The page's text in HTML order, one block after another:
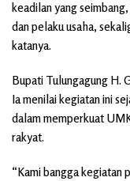
keadilan yang
dan pelaku usaha,
katanya.
Bupati Tulungagung H.
Ia menilai kegiatan ini
dalam memperkuat
rakyat.
“Kami bangga kegiatan